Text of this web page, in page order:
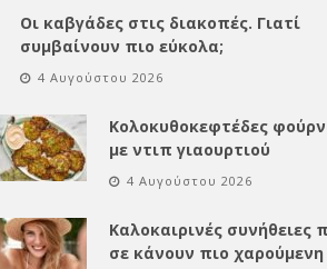
Οι καβγάδες στις διακοπές. Γιατί
συμβαίνουν πιο εύκολα;
4 Αυγούστου 2026
Κολοκυθοκεφτέδες
με ντιπ γιαουρτιού
4 Αυγούστου 2026
Καλοκαιρινές συνήθειες
σε κάνουν πιο χαρούμενη